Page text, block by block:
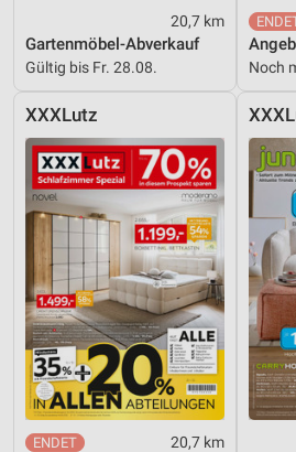
20,7 km
Gartenmöbel-Abverkauf
Gültig bis Fr. 28.08. Noch
XXXLutz
20,7 km
Verwendung von Profilen zur
personalisierter Werbung
Erstellung von Profilen zur
Verwendung von Profilen zur
personalisierter Inhalte
Messung der Werbeleistung
Messung der Performance von
Analyse von Zielgruppen durch
Kombinationen von Daten aus
Quellen
Entwicklung und Verbesserung der
Verwendung reduzierter Daten zur
Inhalten